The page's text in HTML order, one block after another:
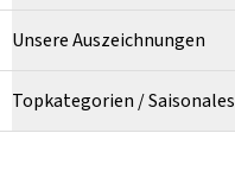
Unsere Auszeichnungen
Topkategorien / Saisonales